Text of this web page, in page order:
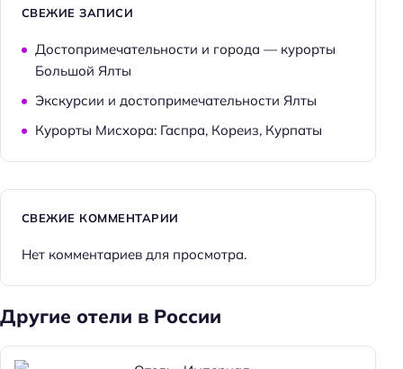
СВЕЖИЕ ЗАПИСИ
Достопримечательности и города — курорты
Большой Ялты
Экскурсии и достопримечательности Ялты
Курорты Мисхора: Гаспра, Кореиз, Курпаты
СВЕЖИЕ КОММЕНТАРИИ
Нет комментариев для просмотра.
Другие отели в России